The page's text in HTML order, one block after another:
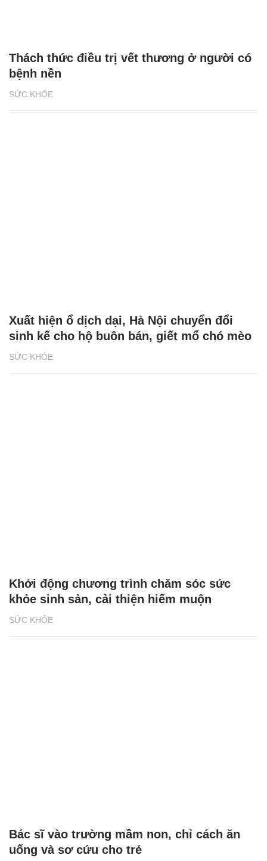
SỨC KHỎE
Thách thức điều trị vết thương ở người có
bệnh nền
SỨC KHỎE
Xuất hiện ổ dịch dại, Hà Nội chuyển đổi
sinh kế cho hộ buôn bán, giết mổ chó mèo
SỨC KHỎE
Khởi động chương trình chăm sóc sức
khỏe sinh sản, cải thiện hiếm muộn
Bác sĩ vào trường mầm non, chỉ cách ăn
uống và sơ cứu cho trẻ